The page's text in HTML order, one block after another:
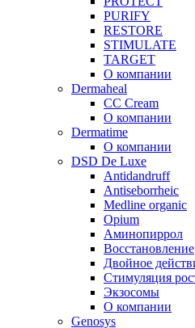
PURIFY
RESTORE
STIMULATE
TARGET
О компании
Dermaheal
CC Cream
О компании
Dermatime
О компании
DSD De Luxe
Antidandruff
Antiseborrheic
Medline organic
Opium
Аминопиррол
Восстановление
Двойное
Стимуляция
Экзосомы
О компании
Genosys